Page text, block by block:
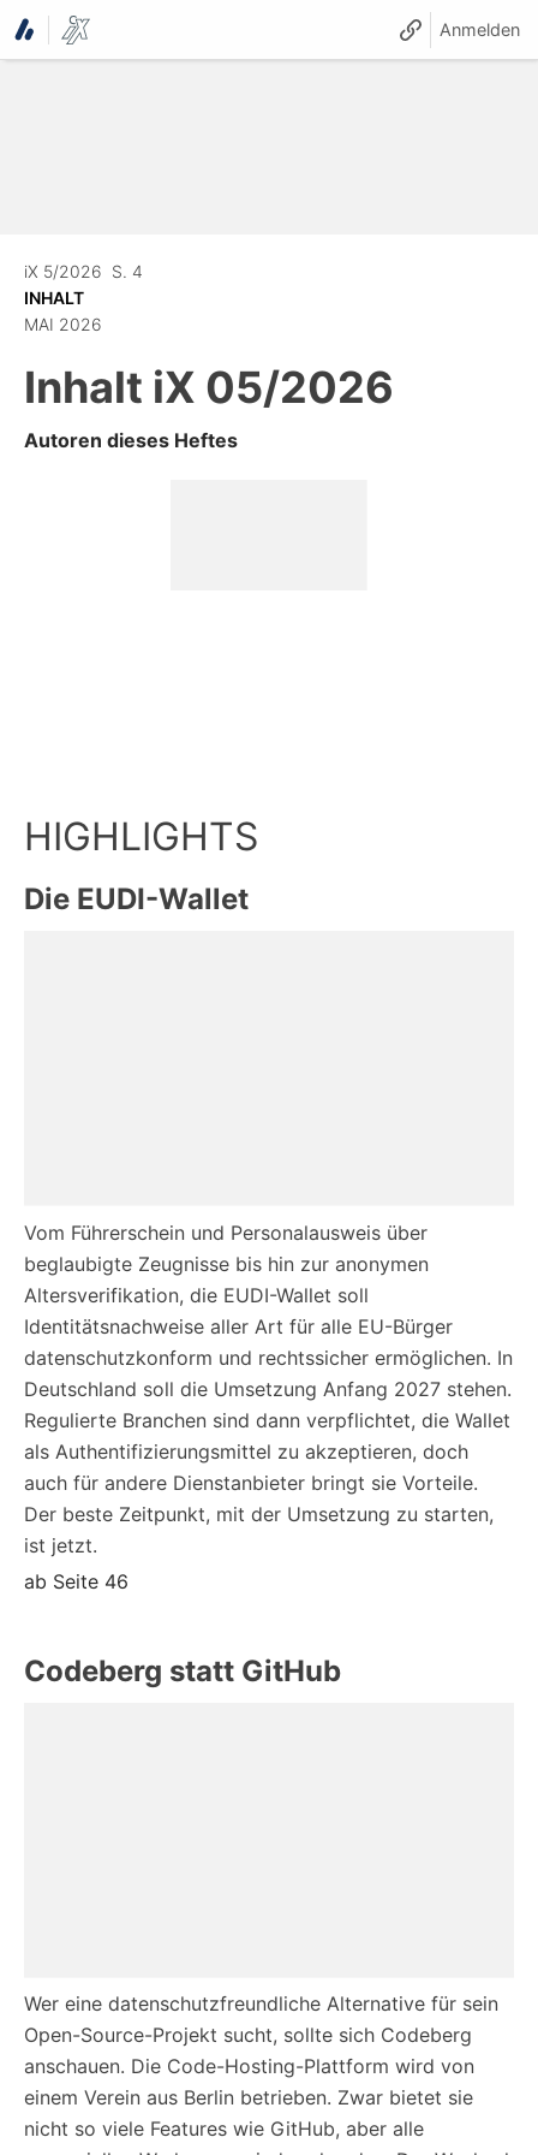
Anmelden
iX 5/2026 S. 4
INHALT
MAI 2026
Inhalt iX 05/2026
Autoren dieses Heftes
Die EUDI-Wallet
Vom Führerschein und Personalausweis über
beglaubigte Zeugnisse bis hin zur anonymen
Altersverifikation, die EUDI-Wallet soll
Identitätsnachweise aller Art für alle EU-Bürger
datenschutzkonform und rechtssicher ermöglichen. In
Deutschland soll die Umsetzung Anfang 2027 stehen.
Regulierte Branchen sind dann verpflichtet, die Wallet
als Authentifizierungsmittel zu akzeptieren, doch
auch für andere Dienstanbieter bringt sie Vorteile.
Der beste Zeitpunkt, mit der Umsetzung zu starten,
ist jetzt.
ab Seite 46
Codeberg statt GitHub
Wer eine datenschutzfreundliche Alternative für sein
Open-Source-Projekt sucht, sollte sich Codeberg
anschauen. Die Code-Hosting-Plattform wird von
einem Verein aus Berlin betrieben. Zwar bietet sie
nicht so viele Features wie GitHub, aber alle